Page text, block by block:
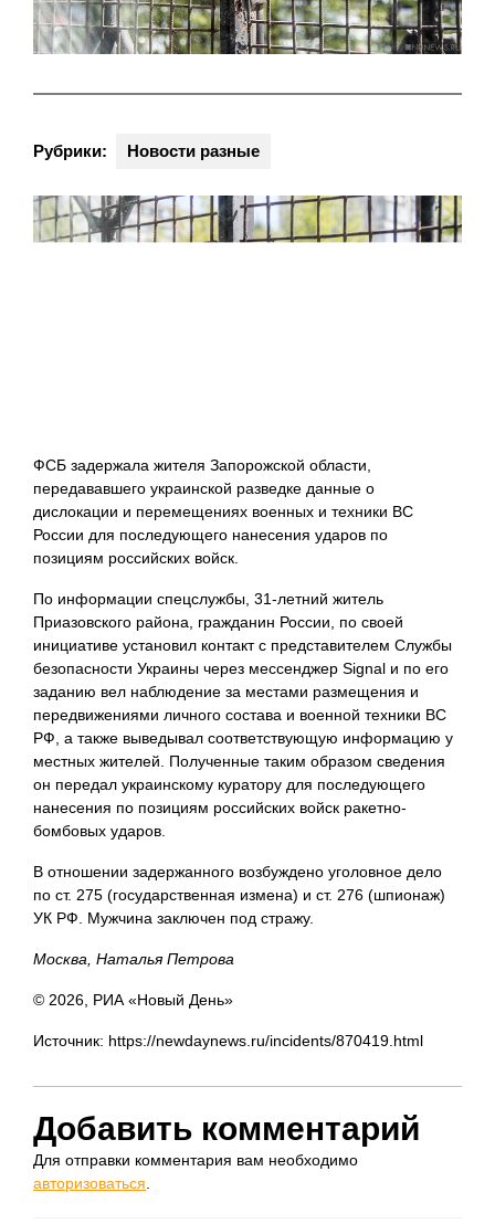
Рубрики: Новости разные
ФСБ задержала жителя Запорожской области,
передававшего украинской разведке данные о
дислокации и перемещениях военных и техники ВС
России для последующего нанесения ударов по
позициям российских войск.
По информации спецслужбы, 31-летний житель
Приазовского района, гражданин России, по своей
инициативе установил контакт с представителем Службы
безопасности Украины через мессенджер Signal и по его
заданию вел наблюдение за местами размещения и
передвижениями личного состава и военной техники ВС
РФ, а также выведывал соответствующую информацию у
местных жителей. Полученные таким образом сведения
он передал украинскому куратору для последующего
нанесения по позициям российских войск ракетно-
бомбовых ударов.
В отношении задержанного возбуждено уголовное дело
по ст. 275 (государственная измена) и ст. 276 (шпионаж)
УК РФ. Мужчина заключен под стражу.
Москва, Наталья Петрова
© 2026, РИА «Новый День»
Источник: https://newdaynews.ru/incidents/870419.html
Добавить комментарий
Для отправки комментария вам необходимо
авторизоваться.